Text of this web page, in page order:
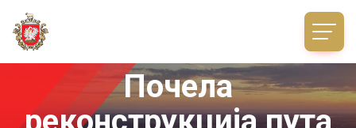
Почела